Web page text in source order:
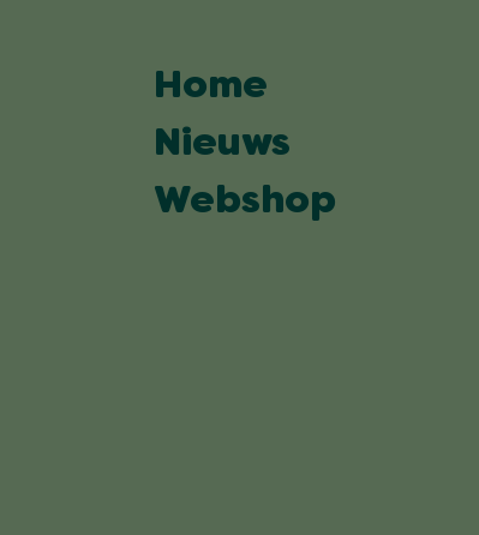
Home
Nieuws
Webshop